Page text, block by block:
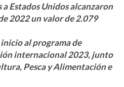
Estados Unidos alcanzaron
2022 un valor de 2.079
al programa de
internacional 2023, junto
Pesca y Alimentación e